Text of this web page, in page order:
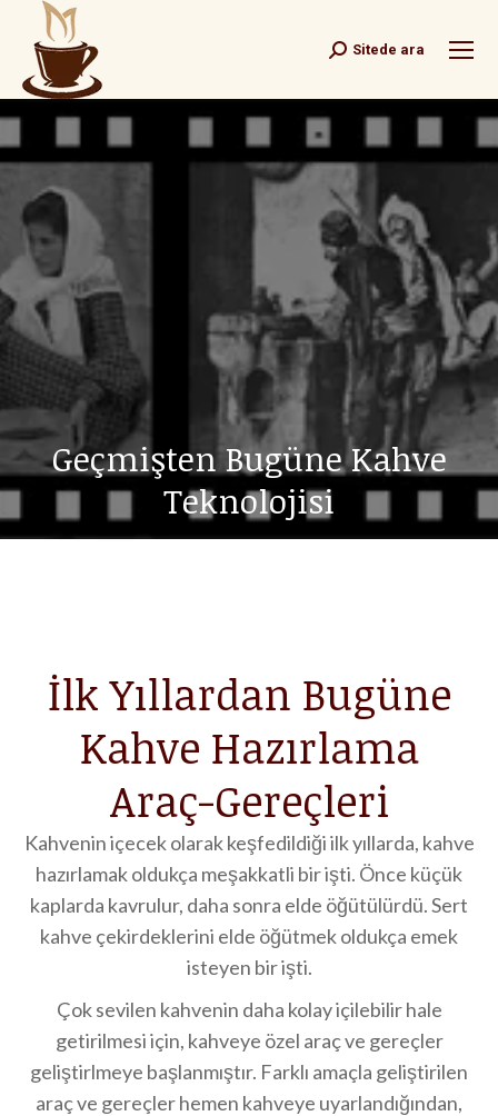
Search:
Sitede ara
Geçmişten Bugüne Kahve
Teknolojisi
İlk Yıllardan Bugüne
Kahve Hazırlama
Araç-Gereçleri
Kahvenin içecek olarak keşfedildiği ilk yıllarda, kahve
hazırlamak oldukça meşakkatli bir işti. Önce küçük
kaplarda kavrulur, daha sonra elde öğütülürdü. Sert
kahve çekirdeklerini elde öğütmek oldukça emek
isteyen bir işti.
Çok sevilen kahvenin daha kolay içilebilir hale
getirilmesi için, kahveye özel araç ve gereçler
geliştirlmeye başlanmıştır. Farklı amaçla geliştirilen
araç ve gereçler hemen kahveye uyarlandığından,